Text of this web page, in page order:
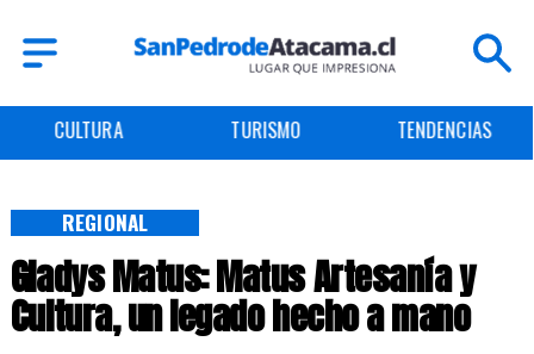
CULTURA TURISMO TENDENCIAS
Gladys Matus: Matus Artesanía y
Cultura, un legado hecho a mano
REGIONAL